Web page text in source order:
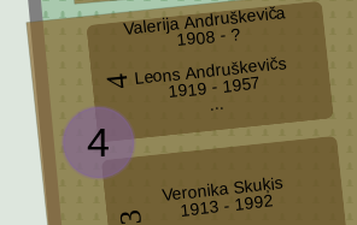
3
4
Veronika Skuķis
1913 - 1992
Valerija Andruškeviča
1908 - ?
Leons Andruškevičs
1919 - 1957
...
4